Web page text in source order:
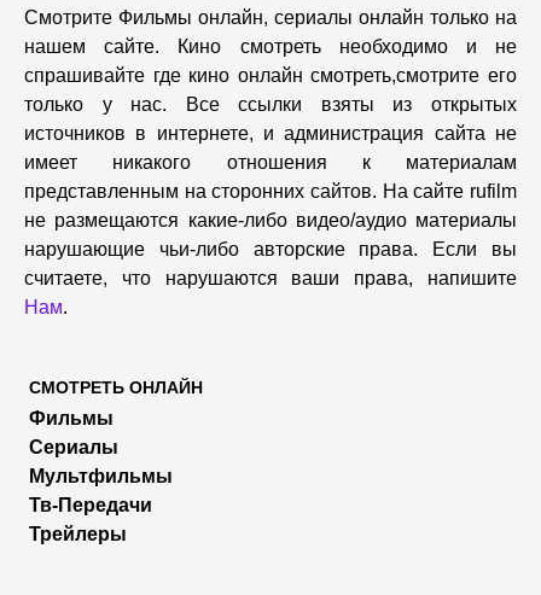
Смотрите Фильмы онлайн, сериалы онлайн только на
нашем сайте. Кино смотреть необходимо и не
спрашивайте где кино онлайн смотреть,cмотрите его
только у нас. Все ссылки взяты из открытых
источников в интернете, и администрация сайта не
имеет никакого отношения к материалам
представленным на сторонних сайтов. На сайте rufilm
не размещаются какие-либо видео/аудио материалы
нарушающие чьи-либо авторские права. Если вы
считаете, что нарушаются ваши права, напишите
Нам.
СМОТРЕТЬ ОНЛАЙН
Фильмы
Сериалы
Мультфильмы
Тв-Передачи
Трейлеры